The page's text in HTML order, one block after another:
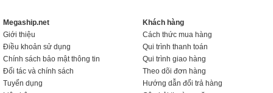
Megaship.net
Giới thiệu
Điều khoản sử dụng
Chính sách bảo mật thông tin
Đối tác và chính sách
Tuyển dụng
Khách hàng
Cách thức mua hàng
Qui trình thanh toán
Qui trình giao hàng
Theo dõi đơn hàng
Hướng dẫn đổi trả hàng